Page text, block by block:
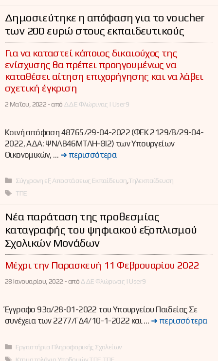
Δημοσιεύτηκε η απόφαση για το voucher
των 200 ευρώ στους εκπαιδευτικούς
Για να καταστεί κάποιος δικαιούχος της
ενίσχυσης θα πρέπει προηγουμένως να
καταθέσει αίτηση επιχορήγησης και να λάβει
σχετική έγκριση
2 Μαΐου, 2022 -από ΔΔΕ Φλώρινας | User9
Κοινή απόφαση 48765/29-04-2022 (ΦΕΚ 2129/Β/29-04-
2022, ΑΔΑ: ΨΝΛΒ46ΜΤΛΗ-ΘΙ2) των Υπουργείων
Οικονομικών, … ➜ περισσότερα
Κατηγορίες
Σύγχρονη εξ Αποστάσεως Εκπαίδευση Τηλεκπαίδευση
Ετικέτες
ΤΠΕ
Νέα παράταση της προθεσμίας
καταγραφής του ψηφιακού εξοπλισμού
Σχολικών Μονάδων
Μέχρι την Παρασκευή 11 Φεβρουαρίου 2022
28 Ιανουαρίου, 2022 -απόΔΔΕ Φλώρινας | User9
Έγγραφο 93α/28-01-2022 του Υπουργείου Παιδείας Σε
συνέχεια των 2277/ΓΔ4/10-1-2022 και … ➜ περισσότερα
Κατηγορίες
Εργαστήρια Πληροφορικής Σχολείων
Ετικέτες
Κτηματολόγιο Υποδομών ΤΠΕ ΤΠΕ